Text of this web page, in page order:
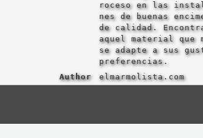
roceso en las
nes de buenas
de calidad.
aquel material que
se adapte a sus
preferencias.
Author
elmarmolista.com